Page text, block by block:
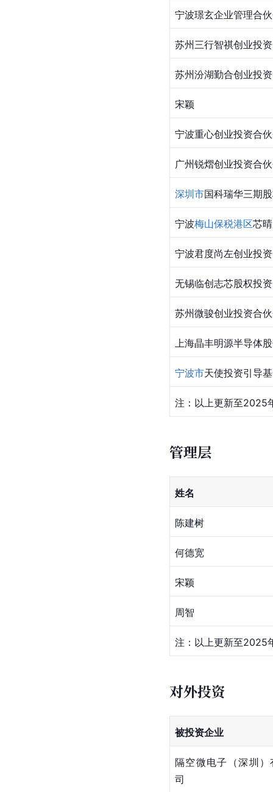
宁波璟玄企业管理合
苏州三行智祺创业投
苏州汾湖勤合创业投
宋颖
宁波重心创业投资合
广州锐熠创业投资合
深圳市国科瑞华三期
宁波梅山保税港区芯
宁波君度尚左创业投
无锡临创志芯股权投
苏州微骏创业投资合
上海晶丰明源半导体
宁波市天使投资引导
注：以上更新至2025
管理层
姓名
陈建树
何德宽
宋颖
周智
注：以上更新至2025
对外投资
被投资企业
隔空微电子（深圳）
司